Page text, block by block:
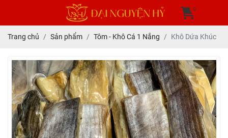
0
Trang chủ Sản phẩm Tôm - Khô Cá 1 Nắng Khô Dứa Khúc